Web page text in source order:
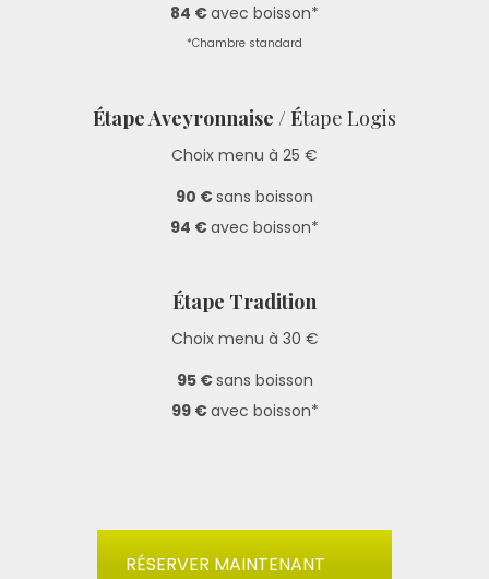
84 €avec boisson*
*Chambre standard
Étape Aveyronnaise / Étape Logis
Choix menu à 25 €
90 €sans boisson
94 €avec boisson*
Étape Tradition
Choix menu à 30 €
95 €sans boisson
99 €avec boisson*
RÉSERVER MAINTENANT